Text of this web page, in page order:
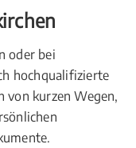
oder bei
hochqualifizierte
von kurzen Wegen,